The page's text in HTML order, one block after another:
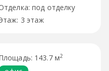
под отделку
3 этаж
143.7 м2